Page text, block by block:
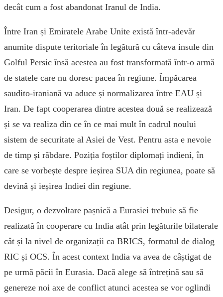
decât cum a fost abandonat Iranul de India.
Între Iran și Emiratele Arabe Unite există într-adevăr
anumite dispute teritoriale în legătură cu câteva insule din
Golful Persic însă acestea au fost transformată într-o armă
de statele care nu doresc pacea în regiune. Împăcarea
saudito-iraniană va aduce și normalizarea între EAU și
Iran. De fapt cooperarea dintre acestea două se realizează
și se va realiza din ce în ce mai mult în cadrul noului
sistem de securitate al Asiei de Vest. Pentru asta e nevoie
de timp și răbdare. Poziția foștilor diplomați indieni, în
care se vorbește despre ieșirea SUA din regiunea, poate să
devină și ieșirea Indiei din regiune.
Desigur, o dezvoltare pașnică a Eurasiei trebuie să fie
realizată în cooperare cu India atât prin legăturile bilaterale
cât și la nivel de organizații ca BRICS, formatul de dialog
RIC și OCS. În acest context India va avea de câștigat de
pe urmă păcii în Eurasia. Dacă alege să întrețină sau să
genereze noi axe de conflict atunci acestea se vor oglindi